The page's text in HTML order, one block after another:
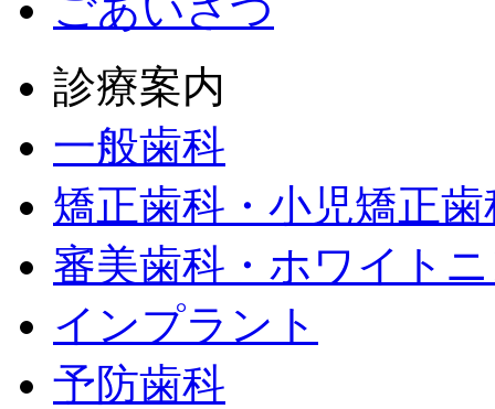
診療案内
一般歯科
矯正歯科・小児矯正歯
審美歯科・ホワイト
インプラント
予防歯科